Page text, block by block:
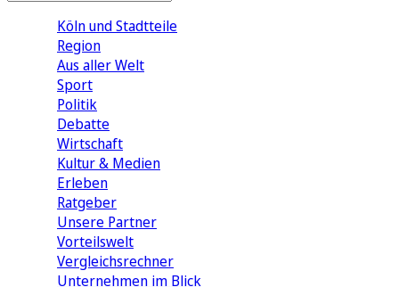
Köln und Stadtteile
Region
Aus aller Welt
Sport
Politik
Debatte
Wirtschaft
Kultur & Medien
Erleben
Ratgeber
Unsere Partner
Vorteilswelt
Vergleichsrechner
Unternehmen im Blick